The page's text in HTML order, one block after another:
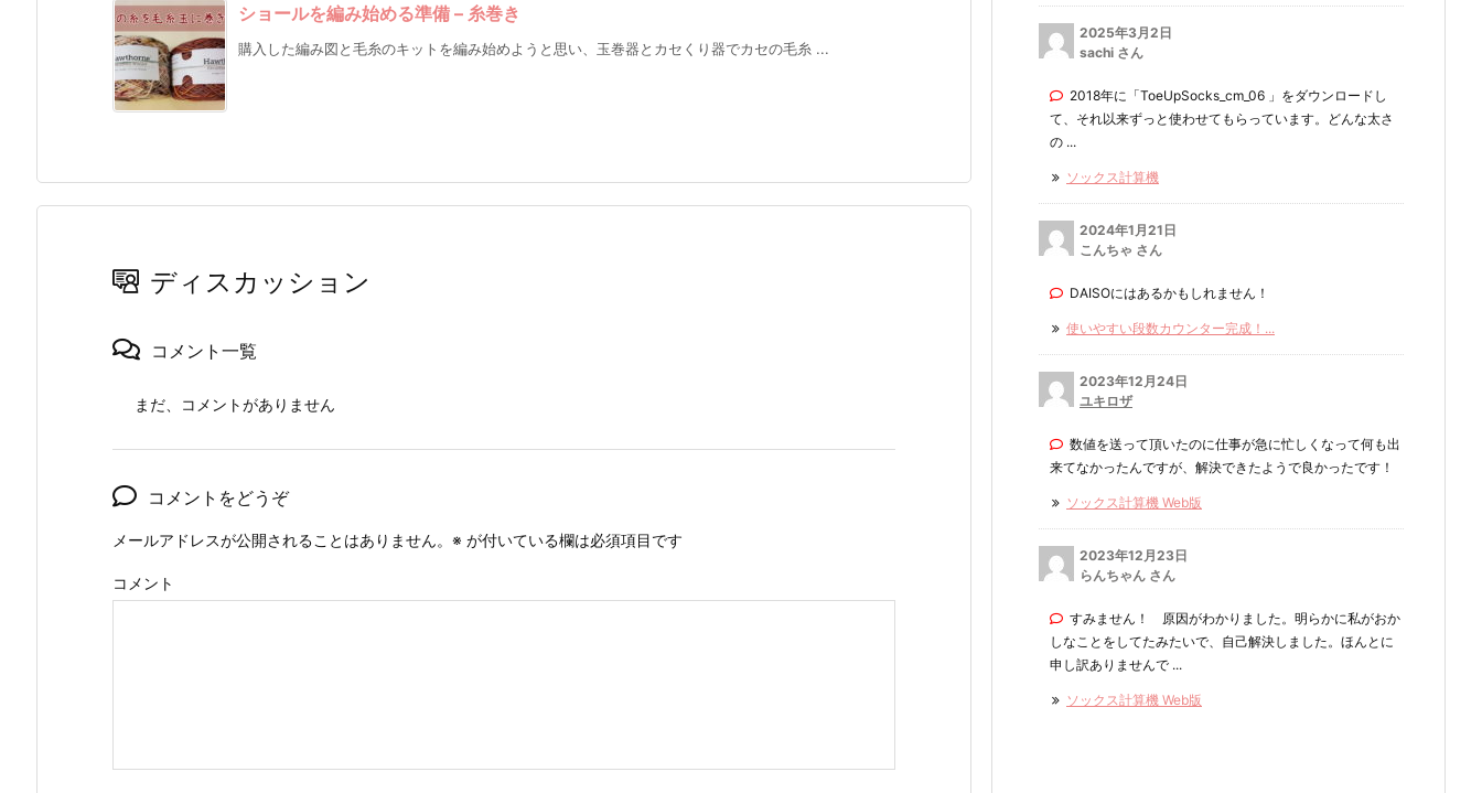
ショールを編み始める準備 – 糸巻き
購入した編み図と毛糸のキットを編み始めようと思い、玉巻器とカセくり器でカセの毛糸 ...
ディスカッション
コメント一覧
まだ、コメントがありません
コメントをどうぞ
メールアドレスが公開されることはありません。 ※ が付いている欄は必須項目です
コメント
2025年3月2日
sachi さん
2018年に「ToeUpSocks_cm_06 」をダウンロードし
て、それ以来ずっと使わせてもらっています。どんな太さ
の ...
ソックス計算機
2024年1月21日
こんちゃ さん
DAISOにはあるかもしれません！
使いやすい段数カウンター完成！...
2023年12月24日
ユキロザ
数値を送って頂いたのに仕事が急に忙しくなって何も出
来てなかったんですが、解決できたようで良かったです！
ソックス計算機 Web版
2023年12月23日
らんちゃん さん
すみません！ 原因がわかりました。明らかに私がおか
しなことをしてたみたいで、自己解決しました。ほんとに
申し訳ありませんで ...
ソックス計算機 Web版